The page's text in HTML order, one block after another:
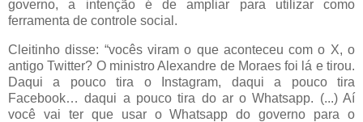
governo, a intenção é de ampliar para utilizar como
ferramenta de controle social.
Cleitinho disse: “vocês viram o que aconteceu com o X, o
antigo Twitter? O ministro Alexandre de Moraes foi lá e tirou.
Daqui a pouco tira o Instagram, daqui a pouco tira
Facebook… daqui a pouco tira do ar o Whatsapp. (...) Aí
você vai ter que usar o Whatsapp do governo para o